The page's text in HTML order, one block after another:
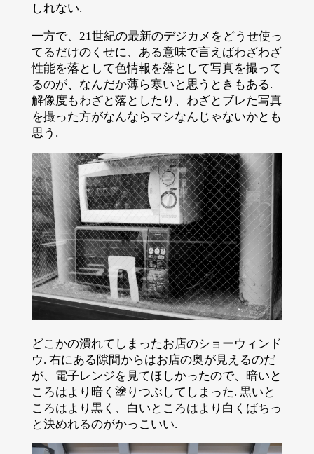
しれない.
一方で、21世紀の最新のデジカメをどうせ使っ
てるだけのくせに、ある意味で言えばわざわざ
性能を落として色情報を落として写真を撮って
るのが、なんだか薄ら寒いと思うときもある.
解像度もわざと落としたり、わざとブレた写真
を撮った方がなんならマシなんじゃないかとも
思う.
どこかの潰れてしまったお店のショーウィンド
ウ. 右にある隙間からはお店の奥が見えるのだ
が、電子レンジを見てほしかったので、暗いと
ころはより暗く塗りつぶしてしまった. 黒いと
ころはより黒く、白いところはより白くばちっ
と決めれるのがかっこいい.